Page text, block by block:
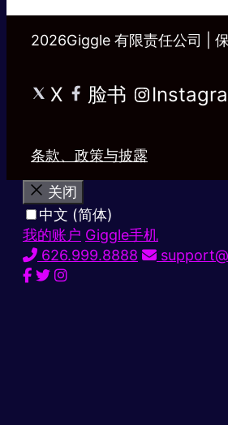
2026Giggle 有限责任公司 |
X 脸书
条款、政策与披露
关闭
中文 (简体)
我的账户 Giggle手机
626.999.8888